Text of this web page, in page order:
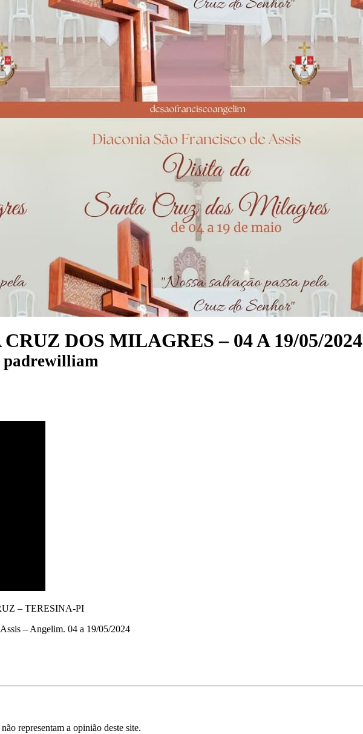
DOS MILAGRES – 04 A 19/05/2024
padrewilliam
– TERESINA-PI
– Angelim. 04 a 19/05/2024
representam a opinião deste site.